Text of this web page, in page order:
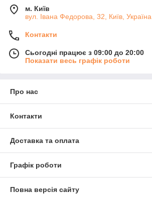
м. Київ
вул. Івана Федорова, 32, Київ, Україна
Контакти
Сьогодні працює з 09:00 до 20:00
Показати весь графік роботи
Про нас
Контакти
Доставка та оплата
Графік роботи
Повна версія сайту